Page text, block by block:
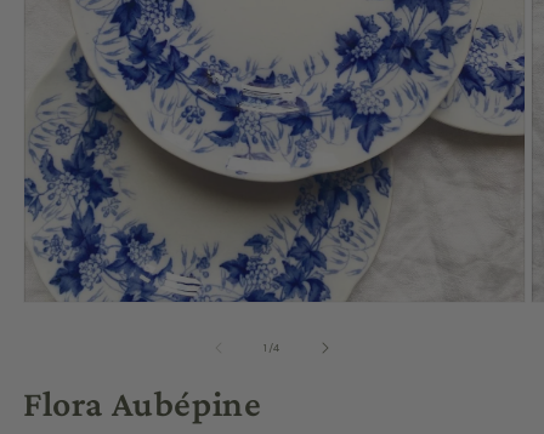
une
fenêtre
1 /de
4
Flora Aubépine